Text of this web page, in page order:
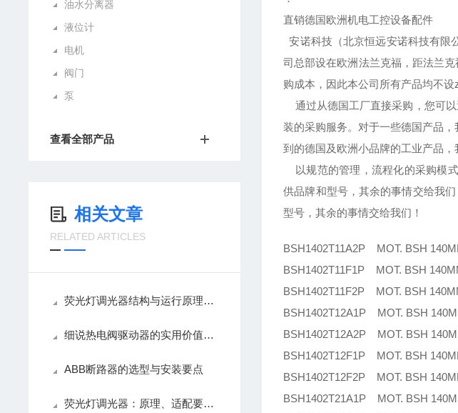
油水分离器
液位计
电机
阀门
泵
查看全部产品
相关文章
RELATED ARTICLES
荧光灯调光器结构与运行原理解析
细说热电阀驱动器的实用价值，精准控温降耗
ABB断路器的选型与安装要点
荧光灯调光器：原理、适配要点与使用养护技巧
直销德国欧洲机电工控设备配件
安诺科技（北京恒远安诺科技有限
司总部设在欧洲法兰克福，距法兰
购成本，因此本公司所有产品均不设
通过从德国工厂直接采购，您可
装的采购服务。对于一些德国产品
到的德国及欧洲小品牌的工业产品
以规范的管理，流程化的采购模
供品牌和型号，其余的事情交给我
型号，其余的事情交给我们！
BSH1402T11A2P MOT. BSH
BSH1402T11F1P MOT. BSH
BSH1402T11F2P MOT. BSH
BSH1402T12A1P MOT. BSH
BSH1402T12A2P MOT. BSH
BSH1402T12F1P MOT. BSH
BSH1402T12F2P MOT. BSH
BSH1402T21A1P MOT. BSH